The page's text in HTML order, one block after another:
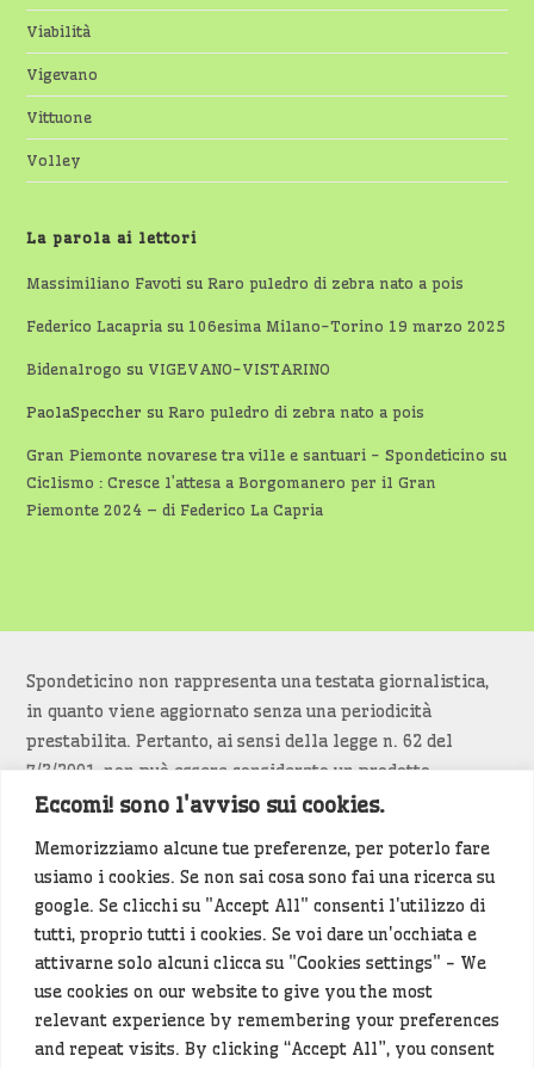
Eccomi! sono l'avviso sui cookies.
Memorizziamo alcune tue preferenze, per poterlo fare
usiamo i cookies. Se non sai cosa sono fai una ricerca su
google. Se clicchi su "Accept All" consenti l'utilizzo di
tutti, proprio tutti i cookies. Se voi dare un'occhiata e
attivarne solo alcuni clicca su "Cookies settings" - We
use cookies on our website to give you the most
relevant experience by remembering your preferences
and repeat visits. By clicking “Accept All”, you consent
Viabilità
Vigevano
Vittuone
Volley
La parola ai lettori
Massimiliano Favoti suRaro puledro di zebra nato a pois
Federico Lacapria su 106esima Milano-Torino 19 marzo 2025
Bidenalrogo su VIGEVANO-VISTARINO
PaolaSpeccher suRaro puledro di zebra nato a pois
Gran Piemonte novarese tra ville e santuari - Spondeticino su
Ciclismo : Cresce l’attesa a Borgomanero per il Gran
Piemonte 2024 – di Federico La Capria
Spondeticino non rappresenta una testata giornalistica,
in quanto viene aggiornato senza una periodicità
prestabilita. Pertanto, ai sensi della legge n. 62 del
7/3/2001, non può essere considerato un prodotto
editoriale.
Siamo attenti a non violare copyright e diritti
d’immagine. Se un contenuto è di tua proprietà e vuoi
richiederne la rimozionediccelo(<- clicca per inviarci un
messaggio).
Alcuni articoli sono generati in bozza rielaborando, con
l'intelligenza artificiale generativa, contenuti
provenienti da fonti istituzionali e altri siti di interesse